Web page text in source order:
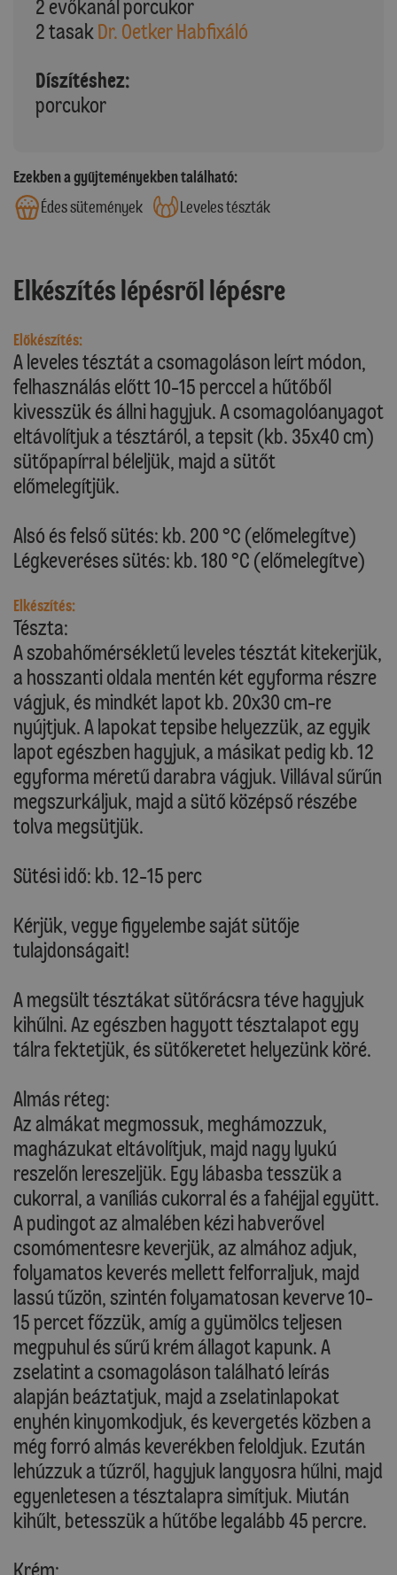
2 evőkanál porcukor
2 tasak Dr. Oetker Habfixáló
Díszítéshez:
porcukor
Ezekben a gyűjteményekben található:
Édes sütemények
Leveles tészták
Elkészítés lépésről lépésre
Előkészítés:
A leveles tésztát a csomagoláson leírt módon,
felhasználás előtt 10-15 perccel a hűtőből
kivesszük és állni hagyjuk. A csomagolóanyagot
eltávolítjuk a tésztáról, a tepsit (kb. 35x40 cm)
sütőpapírral béleljük, majd a sütőt
előmelegítjük.
Alsó és felső sütés: kb. 200 °C (előmelegítve)
Légkeveréses sütés: kb. 180 °C (előmelegítve)
Elkészítés:
Tészta:
A szobahőmérsékletű leveles tésztát kitekerjük,
a hosszanti oldala mentén két egyforma részre
vágjuk, és mindkét lapot kb. 20x30 cm-re
nyújtjuk. A lapokat tepsibe helyezzük, az egyik
lapot egészben hagyjuk, a másikat pedig kb. 12
egyforma méretű darabra vágjuk. Villával sűrűn
megszurkáljuk, majd a sütő középső részébe
tolva megsütjük.
Sütési idő: kb. 12-15 perc
Kérjük, vegye figyelembe saját sütője
tulajdonságait!
A megsült tésztákat sütőrácsra téve hagyjuk
kihűlni. Az egészben hagyott tésztalapot egy
tálra fektetjük, és sütőkeretet helyezünk köré.
Almás réteg:
Az almákat megmossuk, meghámozzuk,
magházukat eltávolítjuk, majd nagy lyukú
reszelőn lereszeljük. Egy lábasba tesszük a
cukorral, a vaníliás cukorral és a fahéjjal együtt.
A pudingot az almalében kézi habverővel
csomómentesre keverjük, az almához adjuk,
folyamatos keverés mellett felforraljuk, majd
lassú tűzön, szintén folyamatosan keverve 10-
15 percet főzzük, amíg a gyümölcs teljesen
megpuhul és sűrű krém állagot kapunk. A
zselatint a csomagoláson található leírás
alapján beáztatjuk, majd a zselatinlapokat
enyhén kinyomkodjuk, és kevergetés közben a
még forró almás keverékben feloldjuk. Ezután
lehúzzuk a tűzről, hagyjuk langyosra hűlni, majd
egyenletesen a tésztalapra simítjuk. Miután
kihűlt, betesszük a hűtőbe legalább 45 percre.